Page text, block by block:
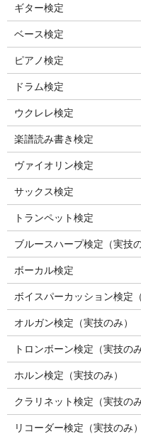
ギター検定
ベース検定
ピアノ検定
ドラム検定
ウクレレ検定
楽譜読み書き検定
ヴァイオリン検定
サックス検定
トランペット検定
ブルースハープ検定（実技の
ボーカル検定
ボイスパーカッション検定
オルガン検定（実技のみ）
トロンボーン検定（実技のみ
ホルン検定（実技のみ）
クラリネット検定（実技のみ
リコーダー検定（実技のみ）